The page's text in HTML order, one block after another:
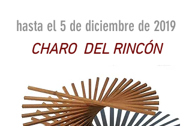
hasta el 5 de diciembre de 2019
CHARO DEL RINCÓN